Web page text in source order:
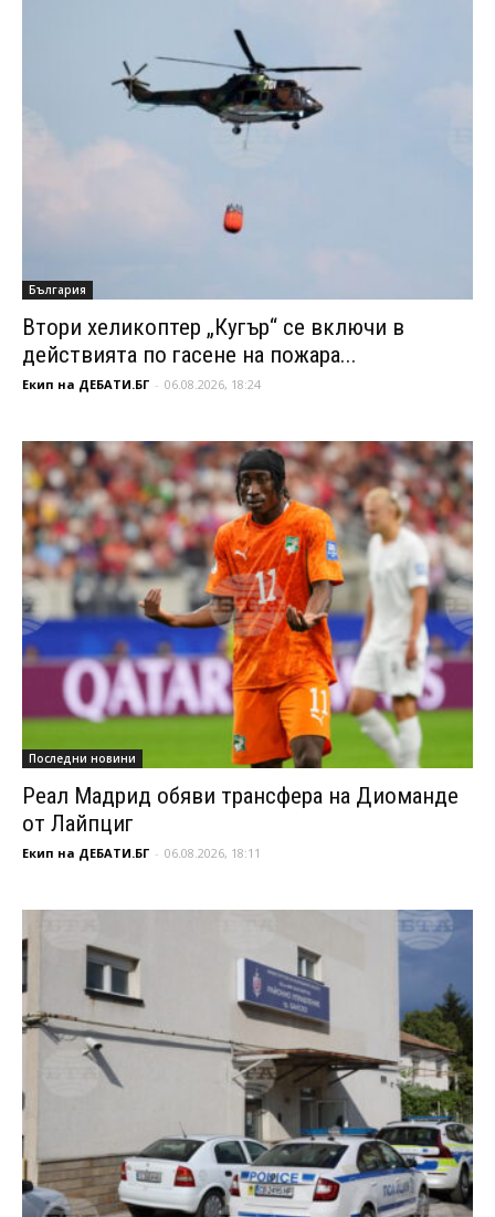
България
Втори хеликоптер „Кугър“ се включи в
действията по гасене на пожара...
Екип на ДЕБАТИ.БГ - 06.08.2026, 18:24
Последни новини
Реал Мадрид обяви трансфера на Диоманде
от Лайпциг
Екип на ДЕБАТИ.БГ - 06.08.2026, 18:11